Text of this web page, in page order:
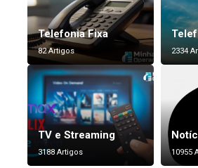
Telefonia Fixa
82 Artigos 2334
TV e Streaming
3188 Artigos 10955